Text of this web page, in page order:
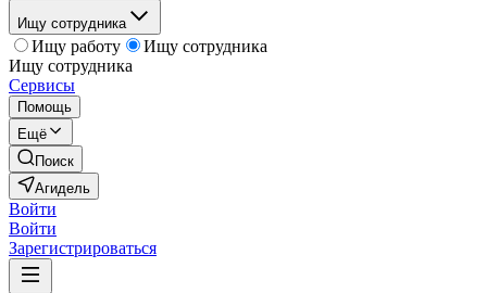
Ищу сотрудника
Ищу работу
Ищу сотрудника
Ищу сотрудника
Сервисы
Помощь
Ещё
Поиск
Агидель
Войти
Войти
Зарегистрироваться